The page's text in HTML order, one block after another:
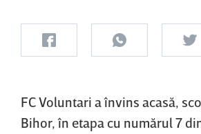
FC Voluntari a învins acasă,
Bihor, în etapa cu numărul 7